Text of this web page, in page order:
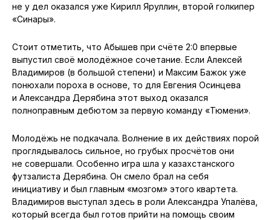
не у дел оказался уже Кирилл Яруллин, второй голкипер
«Синары».
Стоит отметить, что Абышев при счёте 2:0 впервые
выпустил своё молодёжное сочетание. Если Алексей
Владимиров (в большой степени) и Максим Бажок уже
понюхали пороха в основе, то для Евгения Осинцева
и Александра Дерябина этот выход оказался
полноправным дебютом за первую команду «Тюмени».
Молодёжь не подкачала. Волнение в их действиях порой
проглядывалось сильное, но грубых просчётов они
не совершали. Особенно игра шла у казахстанского
футзалиста Дерябина. Он смело брал на себя
инициативу и был главным «мозгом» этого квартета.
Владимиров выступал здесь в роли Александра Упалёва,
который всегда был готов прийти на помощь своим